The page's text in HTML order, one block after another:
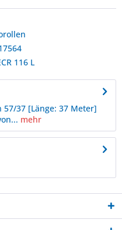
116 L
57/37 [Länge: 37 Meter]
mehr